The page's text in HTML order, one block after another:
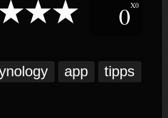
X0
0
app tipps